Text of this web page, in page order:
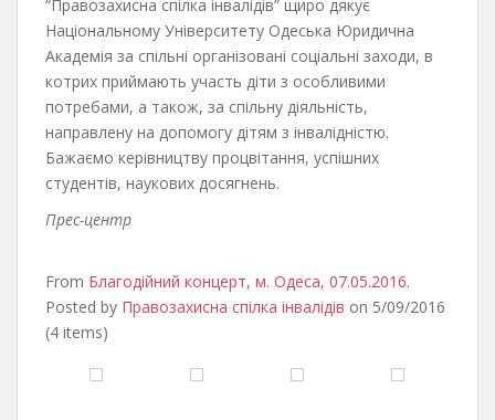
“Правозахисна спілка інвалідів” щиро дякує
Національному Університету Одеська Юридична
Академія за спільні організовані соціальні заходи, в
котрих приймають участь діти з особливими
потребами, а також, за спільну діяльність,
направлену на допомогу дітям з інвалідністю.
Бажаємо керівництву процвітання, успішних
студентів, наукових досягнень.
Прес-центр
From Благодійний концерт, м. Одеса, 07.05.2016.
Posted by Правозахисна спілка інвалідів on 5/09/2016
(4 items)